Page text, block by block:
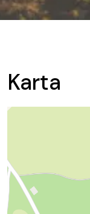
Karta